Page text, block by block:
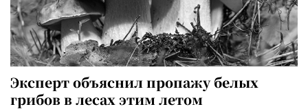
Эксперт объяснил пропажу белых
грибов в лесах этим летом